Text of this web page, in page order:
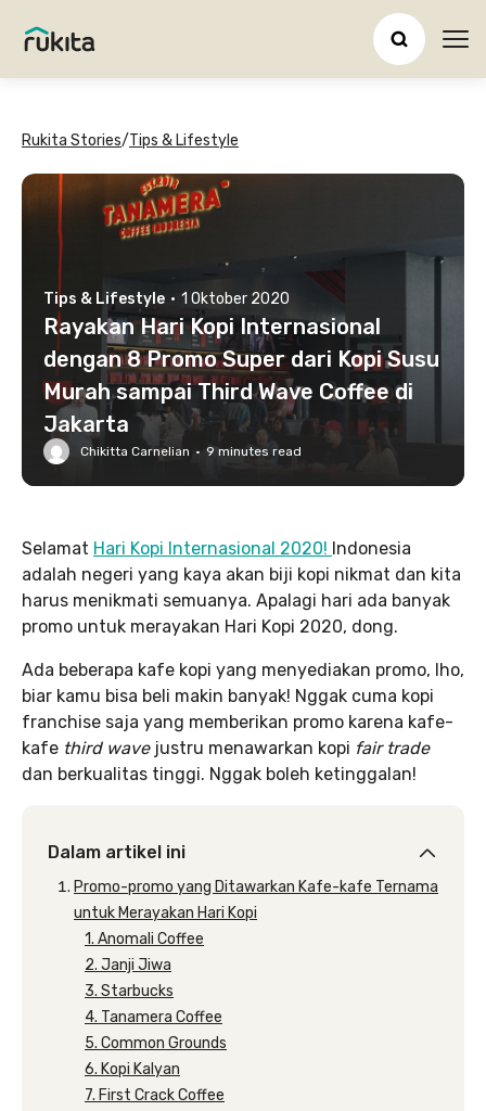
Rukita Stories/Tips & Lifestyle
Tips & Lifestyle · 1 Oktober 2020
Rayakan Hari Kopi Internasional
dengan 8 Promo Super dari Kopi Susu
Murah sampai Third Wave Coffee di
Jakarta
Chikitta Carnelian · 9 minutes read
Selamat Hari Kopi Internasional 2020! Indonesia
adalah negeri yang kaya akan biji kopi nikmat dan kita
harus menikmati semuanya. Apalagi hari ada banyak
promo untuk merayakan Hari Kopi 2020, dong.
Ada beberapa kafe kopi yang menyediakan promo, lho,
biar kamu bisa beli makin banyak! Nggak cuma kopi
franchise saja yang memberikan promo karena kafe-
kafe third wavejustru menawarkan kopi fair trade
dan berkualitas tinggi. Nggak boleh ketinggalan!
Dalam artikel ini
Promo-promo yang Ditawarkan Kafe-kafe Ternama
untuk Merayakan Hari Kopi
1. Anomali Coffee
2. Janji Jiwa
3. Starbucks
4. Tanamera Coffee
5. Common Grounds
6. Kopi Kalyan
7. First Crack Coffee